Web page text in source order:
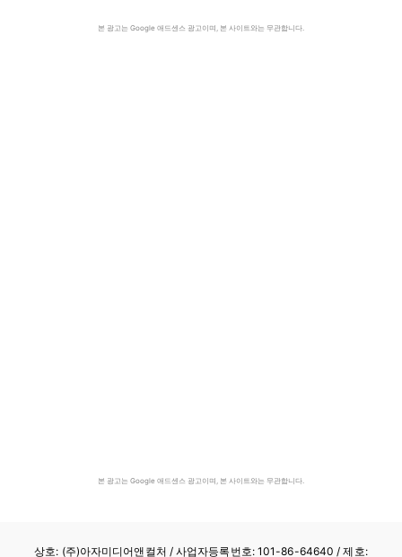
본 광고는 Google 애드센스 광고이며, 본 사이트와는 무관합니다.
본 광고는 Google 애드센스 광고이며, 본 사이트와는 무관합니다.
상호: (주)아자미디어앤컬처 /사업자등록번호: 101-86-64640 / 제호: